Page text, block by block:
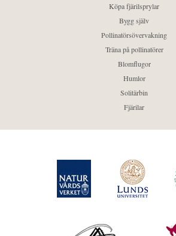
Köpa fjärilsprylar
Bygg själv
Pollinatörsövervakning
Träna på pollinatörer
Blomflugor
Humlor
Solitärbin
Fjärilar